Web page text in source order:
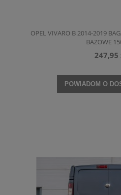
OPEL VIVARO B 2014-2019
BAZOWE
247,95
POWIADOM O